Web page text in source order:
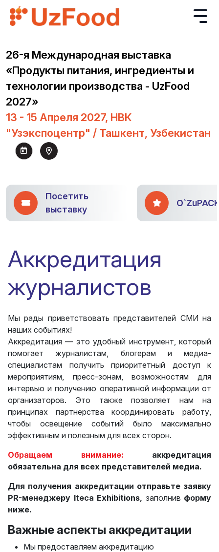
26-я Международная выставка
«Продукты питания, ингредиенты и
технологии производства - UzFood
2027»
13 - 15 Апреля 2027, НВК
"Узэкспоцентр" / Ташкент, Узбекистан
Посетить
выставку
Аккредитация
журналистов
Мы рады приветствовать представителей СМИ на
наших событиях!
Аккредитация — это удобный инструмент, который
помогает журналистам, блогерам и медиа-
специалистам получить приоритетный доступ к
мероприятиям, пресс-зонам, возможностям для
интервью и получению оперативной информации от
организаторов. Это также позволяет нам на
принципах партнерства координировать работу,
чтобы освещение событий было максимально
эффективным и полезным для всех сторон.
Обращаем внимание:
аккредитация
обязательна для всех представителей медиа.
Для получения аккредитации отправьте заявку
PR-менеджеру Iteca Exhibitions, заполнив форму
ниже.
Важные аспекты аккредитации
Мы предоставляем аккредитацию